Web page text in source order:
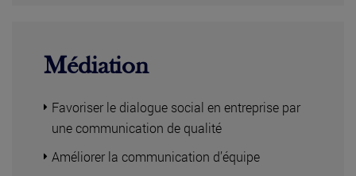
Médiation
Favoriser le dialogue social en entreprise par
une communication de qualité
Améliorer la communication d’équipe